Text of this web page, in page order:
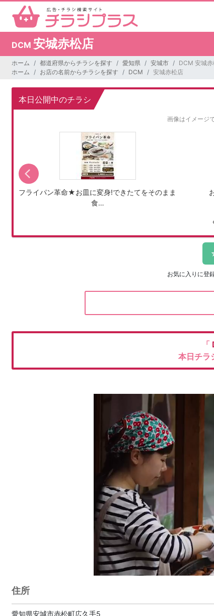
DCM 安城赤松店
ホーム 都道府県からチラシを探す 愛知県 安城市
DCM 安城
ホーム
お店の名前からチラシを探す DCM 安城赤松店
本日公開中のチラシ
画像はイメージで
フライパン革命★お皿に変身!できたてをそのまま
食…
お気に入りに登
「
本日チラ
住所
愛知県安城市赤松町広久手5